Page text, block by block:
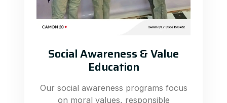
Social Awareness & Value
Education
Our social awareness programs focus
on moral values, responsible